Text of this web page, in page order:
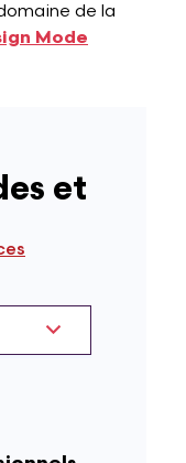
de la
Mode
et
et emploi